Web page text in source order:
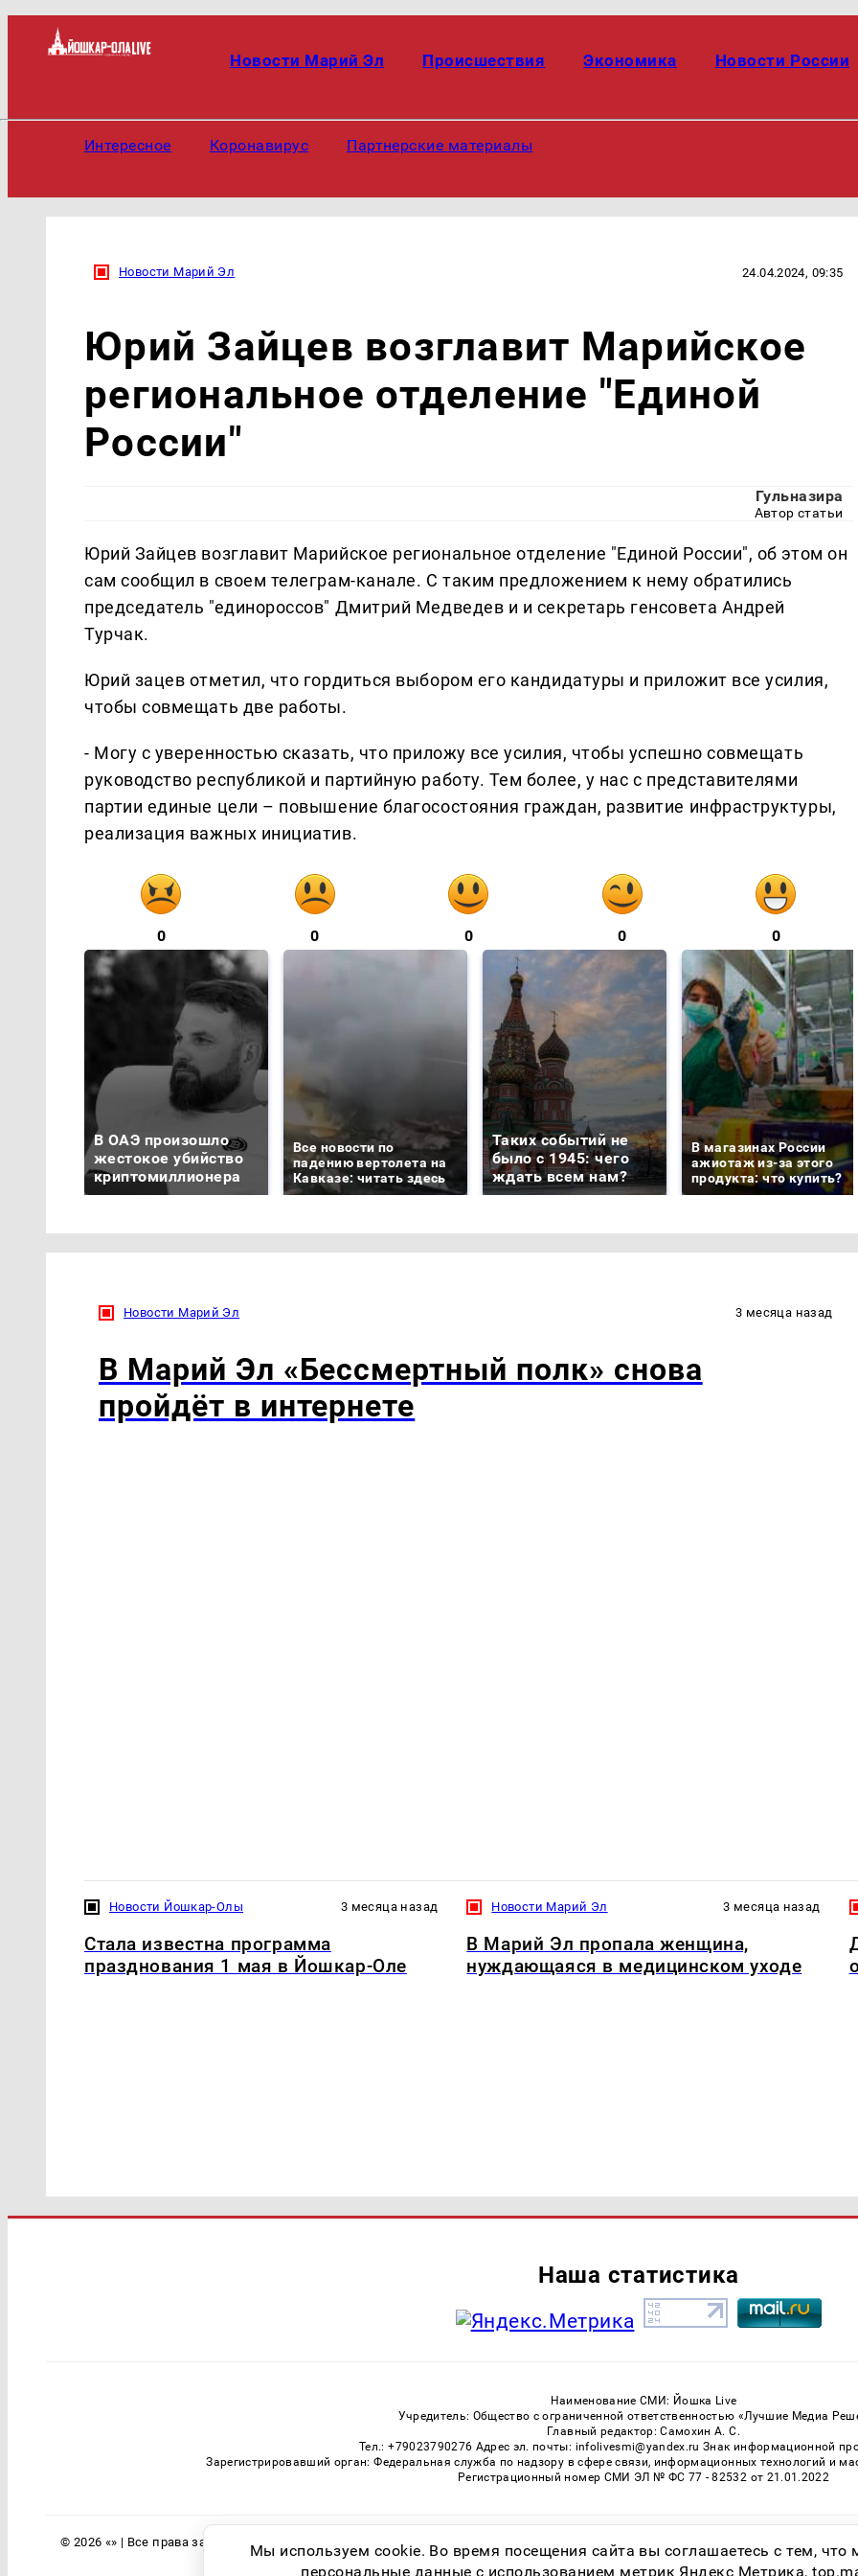
Новости Марий Эл Происшествия Экономика Новости России
Интересное Коронавирус Партнерские материалы
Новости Марий Эл 24.04.2024, 09:35
Юрий Зайцев возглавит Марийское
региональное отделение "Единой
России"
Гульназира
Автор статьи
Юрий Зайцев возглавит Марийское региональное отделение "Единой России", об этом он
сам сообщил в своем телеграм-канале. С таким предложением к нему обратились
председатель "единороссов" Дмитрий Медведев и и секретарь генсовета Андрей
Турчак.
Юрий зацев отметил, что гордиться выбором его кандидатуры и приложит все усилия,
чтобы совмещать две работы.
- Могу с уверенностью сказать, что приложу все усилия, чтобы успешно совмещать
руководство республикой и партийную работу. Тем более, у нас с представителями
партии единые цели – повышение благосостояния граждан, развитие инфраструктуры,
реализация важных инициатив.
0 0 0 0 0
В ОАЭ произошло
жестокое убийство
криптомиллионера
Все новости по
падению вертолета на
Кавказе: читать здесь
Таких событий не
было с 1945: чего
ждать всем нам?
В магазинах России
ажиотаж из-за этого
продукта: что купить?
Новости Марий Эл 3 месяца назад
В Марий Эл «Бессмертный полк» снова
пройдёт в интернете
Новости Йошкар-Олы 3 месяца назад
Стала известна программа
празднования 1 мая в Йошкар-Оле
Новости Марий Эл 3 месяца назад
В Марий Эл пропала женщина,
нуждающаяся в медицинском уходе
Наша статистика
Наименование СМИ: Йошка Live
Учредитель: Общество с ограниченной ответственностью «Лучшие Медиа
Главный редактор: Самохин А. С.
Тел.: +79023790276 Адрес эл. почты: infolivesmi@yandex.ru Знак информационной
Зарегистрировавший орган: Федеральная служба по надзору в сфере связи, информационных технологий и
Регистрационный номер СМИ ЭЛ № ФС 77 - 82532 от 21.01.2022
© 2026 «» | Все права защищены Возрастная категория сайта 16+
Мы используем cookie. Во время посещения сайта вы соглашаетесь с тем,
персональные данные с использованием метрик Яндекс Метрика,